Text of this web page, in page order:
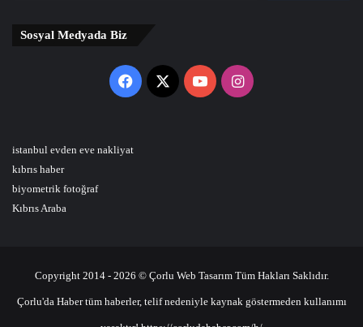
Sosyal Medyada Biz
Facebook
X YouTubeInstagram
istanbul evden eve nakliyat
kıbrıs haber
biyometrik fotoğraf
Kıbrıs Araba
Copyright 2014 - 2026 © Çorlu Web Tasarım Tüm Hakları Saklıdır.
Çorlu'da Haber tüm haberler, telif nedeniyle kaynak göstermeden kullanımı